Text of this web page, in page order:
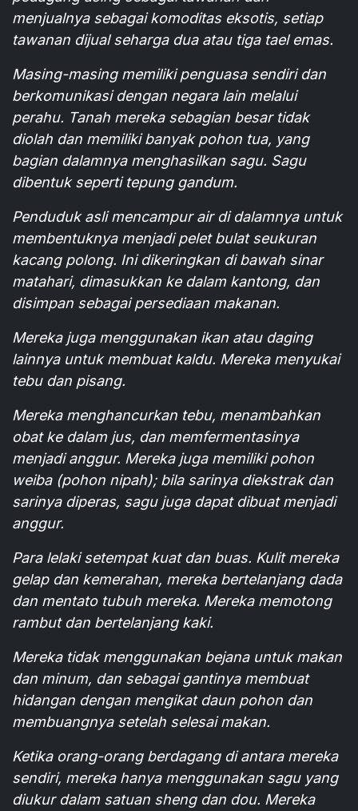
menjualnya sebagai komoditas eksotis, setiap
tawanan dijual seharga dua atau tiga tael emas.
Masing-masing memiliki penguasa sendiri dan
berkomunikasi dengan negara lain melalui
perahu. Tanah mereka sebagian besar tidak
diolah dan memiliki banyak pohon tua, yang
bagian dalamnya menghasilkan sagu. Sagu
dibentuk seperti tepung gandum.
Penduduk asli mencampur air di dalamnya untuk
membentuknya menjadi pelet bulat seukuran
kacang polong. Ini dikeringkan di bawah sinar
matahari, dimasukkan ke dalam kantong, dan
disimpan sebagai persediaan makanan.
Mereka juga menggunakan ikan atau daging
lainnya untuk membuat kaldu. Mereka menyukai
tebu dan pisang.
Mereka menghancurkan tebu, menambahkan
obat ke dalam jus, dan memfermentasinya
menjadi anggur. Mereka juga memiliki pohon
weiba (pohon nipah); bila sarinya diekstrak dan
sarinya diperas, sagu juga dapat dibuat menjadi
anggur.
Para lelaki setempat kuat dan buas. Kulit mereka
gelap dan kemerahan, mereka bertelanjang dada
dan mentato tubuh mereka. Mereka memotong
rambut dan bertelanjang kaki.
Mereka tidak menggunakan bejana untuk makan
dan minum, dan sebagai gantinya membuat
hidangan dengan mengikat daun pohon dan
membuangnya setelah selesai makan.
Ketika orang-orang berdagang di antara mereka
sendiri, mereka hanya menggunakan sagu yang
diukur dalam satuan sheng dan dou. Mereka